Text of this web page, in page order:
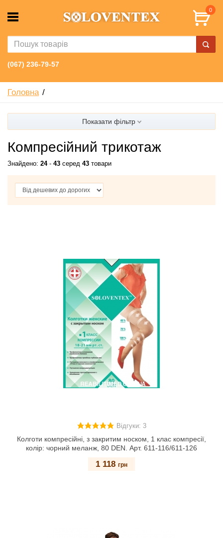
0
(067) 236-79-57
Головна
Показати фільтр
Компресійний трикотаж
Знайдено: 24 - 43 серед 43 товари
Відгуки: 3
Колготи компресійні, з закритим носком, 1 клас компресії,
колір: чорний меланж, 80 DEN. Арт. 611-116/611-126
1 118 грн